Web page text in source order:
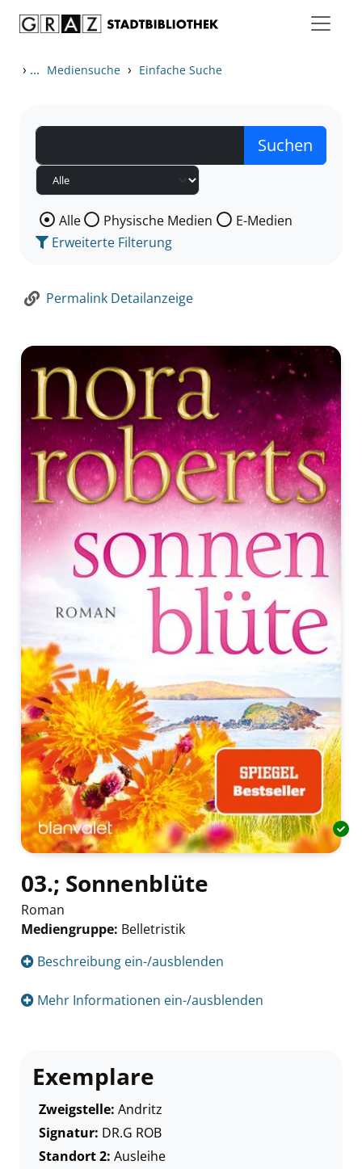
› ... Mediensuche › Einfache Suche
Wählen Sie die Medienart nach der Sie suchen wollen.
Alle Physische Medien
E-Medien
Erweiterte Filterung
Permalink Detailanzeige
03.; Sonnenblüte
Roman
Mediengruppe: Belletristik
Beschreibung ein-/ausblenden
Mehr Informationen ein-/ausblenden
Exemplare
Zweigstelle: Andritz
Signatur: DR.G ROB
Standort 2: Ausleihe